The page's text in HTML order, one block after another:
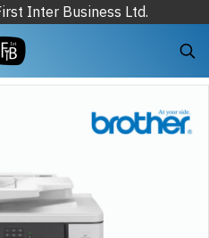
Inter Business Ltd.